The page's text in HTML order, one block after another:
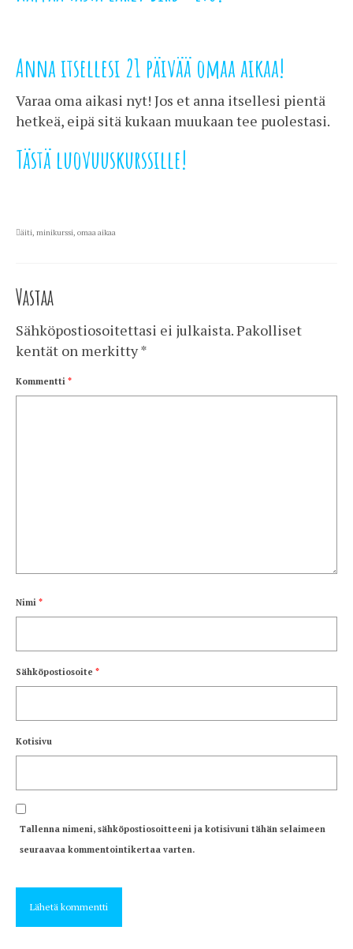
Anna itsellesi 21 päivää omaa aikaa!
Varaa oma aikasi nyt! Jos et anna itsellesi pientä
hetkeä, eipä sitä kukaan muukaan tee puolestasi.
Tästä luovuuskurssille!
äiti, minikurssi, omaa aikaa
Vastaa
Sähköpostiosoitettasi ei julkaista.Pakolliset
kentät on merkitty*
Kommentti *
Nimi *
Sähköpostiosoite *
Kotisivu
Tallenna nimeni, sähköpostiosoitteeni ja kotisivuni tähän selaimeen
seuraavaa kommentointikertaa varten.